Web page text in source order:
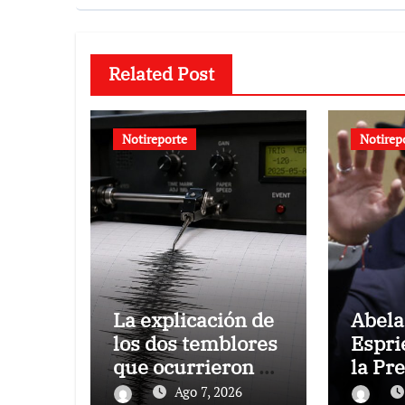
Related Post
Notireporte
La explicación de
los dos temblores
que ocurrieron en
Barquisimeto
Ago 7, 2026
la